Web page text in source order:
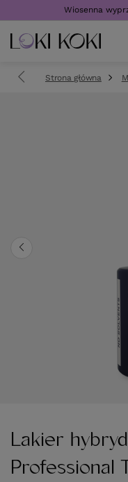
Wiosenna
Strona główna
Lakier
Professional